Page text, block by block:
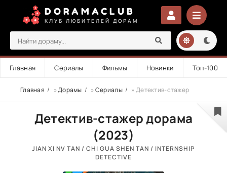
DORAMACLUB
КЛУБ ЛЮБИТЕЛЕЙ ДОРАМ
Главная Сериалы Фильмы Новинки Топ-100
Главная »Дорамы » Сериалы » Детектив-стажер
Детектив-стажер дорама
(2023)
JIAN XI NV TAN / CHI GUA SHEN TAN / INTERNSHIP
DETECTIVE